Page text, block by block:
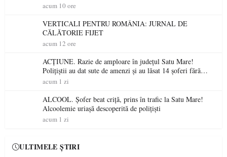
acum 10 ore
VERTICALI PENTRU ROMÂNIA: JURNAL DE
CĂLĂTORIE FIJET
acum 12 ore
ACȚIUNE. Razie de amploare în județul Satu Mare!
Polițiștii au dat sute de amenzi și au lăsat 14 șoferi fără
permis într-o singură zi
acum 1 zi
ALCOOL. Șofer beat criță, prins în trafic la Satu Mare!
Alcoolemie uriașă descoperită de polițiști
acum 1 zi
ULTIMELE ȘTIRI